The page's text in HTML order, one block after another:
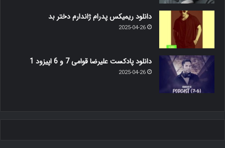
دانلود ریمیکس پدرام ژاندارم دختر بد
2025-04-26
دانلود پادکست علیرضا قوامی 7 و 6 اپیزود 1
2025-04-26